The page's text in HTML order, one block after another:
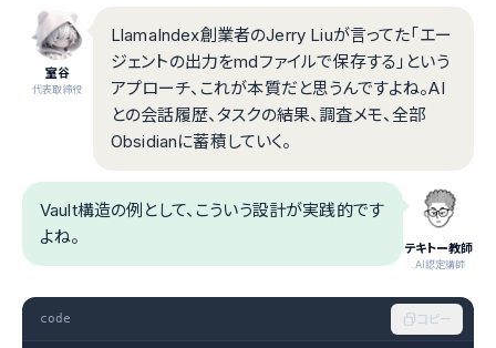
室谷
代表取締役
LlamaIndex創業者のJerry Liuが言ってた「エー
ジェントの出力をmdファイルで保存する」という
アプローチ、これが本質だと思うんですよね。AI
との会話履歴、タスクの結果、調査メモ、全部
Obsidianに蓄積していく。
テキトー教師
.AI認定講師
Vault構造の例として、こういう設計が実践的です
よね。
code コピー